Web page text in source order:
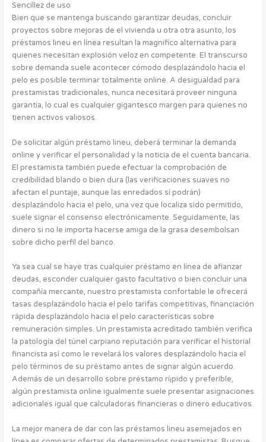
Sencillez de uso
Bien que se mantenga buscando garantizar deudas, concluir
proyectos sobre mejoras de el vivienda u otra otra asunto, los
préstamos lineu en línea resultan la magnifico alternativa para
quienes necesitan explosión veloz en competente. El transcurso
sobre demanda suele acontecer cómodo desplazándolo hacia el
pelo es posible terminar totalmente online. A desigualdad para
prestamistas tradicionales, nunca necesitará proveer ninguna
garantía, lo cual es cualquier gigantesco margen para quienes no
tienen activos valiosos.
De solicitar algún préstamo lineu, deberá terminar la demanda
online y verificar el personalidad y la noticia de el cuenta bancaria.
El prestamista también puede efectuar la comprobación de
credibilidad blando o bien dura (las verificaciones suaves no
afectan el puntaje, aunque las enredados sí podrán)
desplazándolo hacia el pelo, una vez que localiza sido permitido,
suele signar el consenso electrónicamente. Seguidamente, las
dinero si no le importa hacerse amiga de la grasa desembolsan
sobre dicho perfil del banco.
Ya sea cual se haye tras cualquier préstamo en línea de afianzar
deudas, esconder cualquier gasto facultativo o bien concluir una
compañía mercante, nuestro prestamista confortable le ofrecerá
tasas desplazándolo hacia el pelo tarifas competitivas, financiación
rápida desplazándolo hacia el pelo características sobre
remuneración simples. Un prestamista acreditado también verifica
la patologí­a del túnel carpiano reputación para verificar el historial
financista así­ como le revelará los valores desplazándolo hacia el
pelo términos de su préstamo antes de signar algún acuerdo.
Además de un desarrollo sobre préstamo rí¡pido y preferible,
algún prestamista online igualmente suele presentar asignaciones
adicionales igual que calculadoras financieras o dinero educativos.
La mejor manera de dar con las préstamos lineu asemejados en